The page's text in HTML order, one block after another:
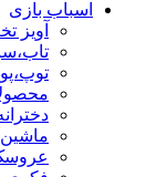
اسباب بازی
آویز
ماشین